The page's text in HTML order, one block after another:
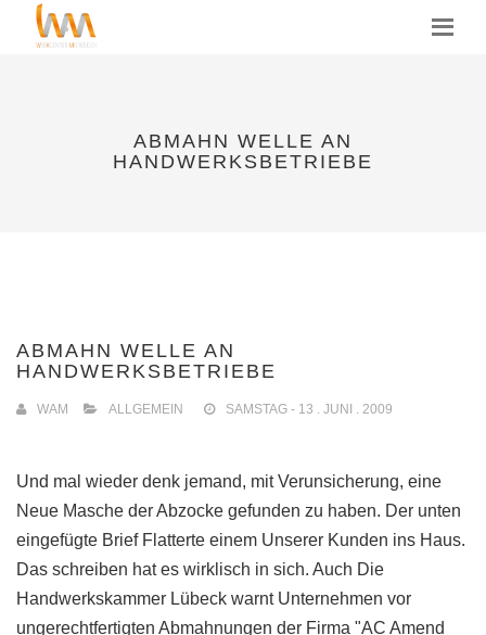
MENU
ABMAHN WELLE AN
HANDWERKSBETRIEBE
ABMAHN WELLE AN
HANDWERKSBETRIEBE
WAM ALLGEMEIN SAMSTAG - 13 . JUNI . 2009
Und mal wieder denk jemand, mit Verunsicherung, eine
Neue Masche der Abzocke gefunden zu haben. Der unten
eingefügte Brief Flatterte einem Unserer Kunden ins Haus.
Das schreiben hat es wirklisch in sich. Auch Die
Handwerkskammer Lübeck warnt Unternehmen vor
ungerechtfertigten Abmahnungen der Firma "AC Amend